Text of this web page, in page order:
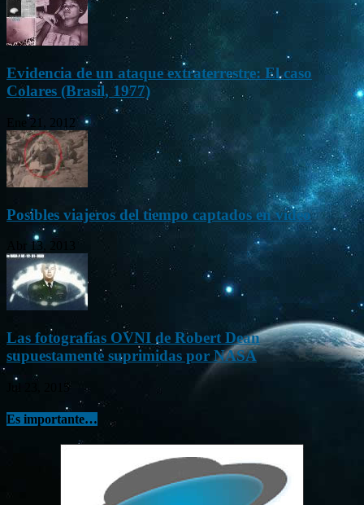
Evidencia de un ataque extraterrestre: El caso
Colares (Brasil, 1977)
Ene 21, 2012
Posibles viajeros del tiempo captados en vídeo
Abr 13, 2013
Las fotografías OVNI de Robert Dean
supuestamente suprimidas por NASA
Jul 23, 2015
Es importante…